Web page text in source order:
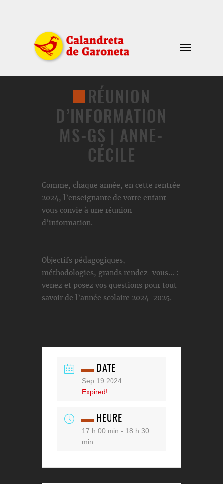
RÉUNION
D’INFORMATION
MS-GS | ANNE-
CÉCILE
Comme, chaque année, en cette rentrée
2024, l’enseignante de votre enfant
vous convie à une réunion
d’information.
Objectifs pédagogiques,
méthodologies, grands rendez-vous… :
venez et posez vos questions pour tout
savoir de l’année scolaire 2024-2025.
DATE
Sep 19 2024
Expired!
HEURE
17 h 00 min - 18 h 30
min